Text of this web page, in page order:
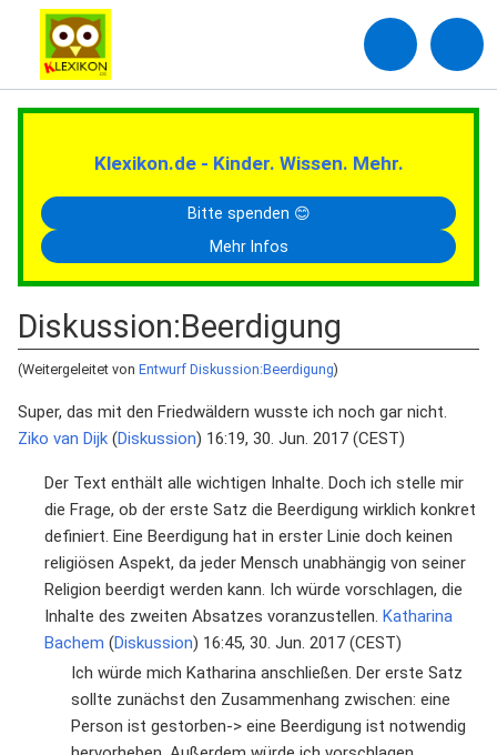
Klexikon.de - Kinder. Wissen. Mehr.
Bitte spenden 😊
Mehr Infos
Diskussion:Beerdigung
(Weitergeleitet von Entwurf Diskussion:Beerdigung)
Super, das mit den Friedwäldern wusste ich noch gar nicht.
Ziko van Dijk (Diskussion) 16:19, 30. Jun. 2017 (CEST)
Der Text enthält alle wichtigen Inhalte. Doch ich stelle mir
die Frage, ob der erste Satz die Beerdigung wirklich konkret
definiert. Eine Beerdigung hat in erster Linie doch keinen
religiösen Aspekt, da jeder Mensch unabhängig von seiner
Religion beerdigt werden kann. Ich würde vorschlagen, die
Inhalte des zweiten Absatzes voranzustellen. Katharina
Bachem (Diskussion) 16:45, 30. Jun. 2017 (CEST)
Ich würde mich Katharina anschließen. Der erste Satz
sollte zunächst den Zusammenhang zwischen: eine
Person ist gestorben-> eine Beerdigung ist notwendig